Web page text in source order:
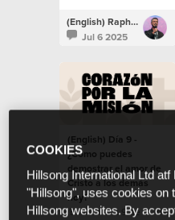
(English) Raphael Galante
Jul 6 2025
(English) Día 9 -
¿Cómo puedes
demostrar el amor de
Cristo a los demás
hoy?
(English) Día 9 de 21, de
COOKIES
Hillsong International Ltd atf
"Hillsong", uses cookies on
Hillsong websites. By